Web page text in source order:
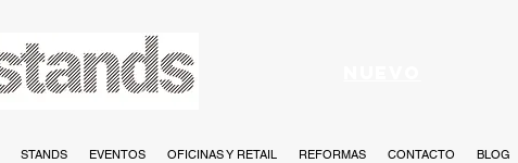
STANDS EVENTOS OFICINAS Y RETAIL REFORMAS CONTACTO BLOG